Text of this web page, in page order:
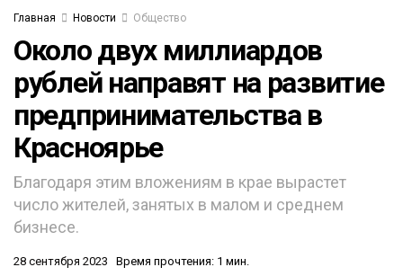
Главная Новости Общество
Около двух миллиардов
рублей направят на развитие
предпринимательства в
Красноярье
Благодаря этим вложениям в крае вырастет
число жителей, занятых в малом и среднем
бизнесе.
28 сентября 2023 Время прочтения: 1 мин.